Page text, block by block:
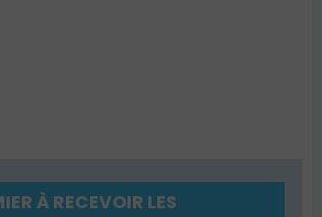
À RECEVOIR LES